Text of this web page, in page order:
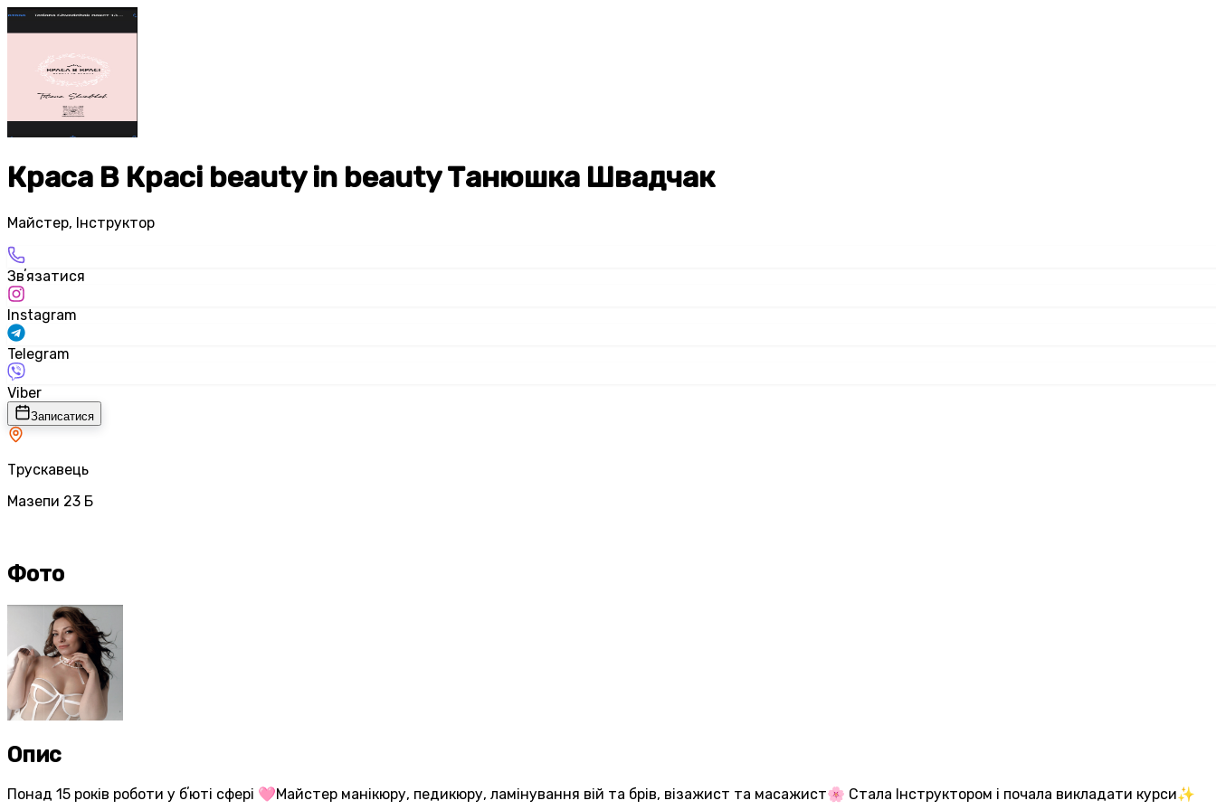
Краса В Красі beauty in beauty Танюшка Швадчак
Майстер, Інструктор
Звʼязатися
Instagram
Telegram
Viber
Записатися
Трускавець
Мазепи 23 Б
Фото
Опис
Понад 15 років роботи у бʼюті сфері 🩷Майстер манікюру, педикюру, ламінування вій та брів, візажист та масажист🌸 Стала Інструктором і почала викладати курси✨